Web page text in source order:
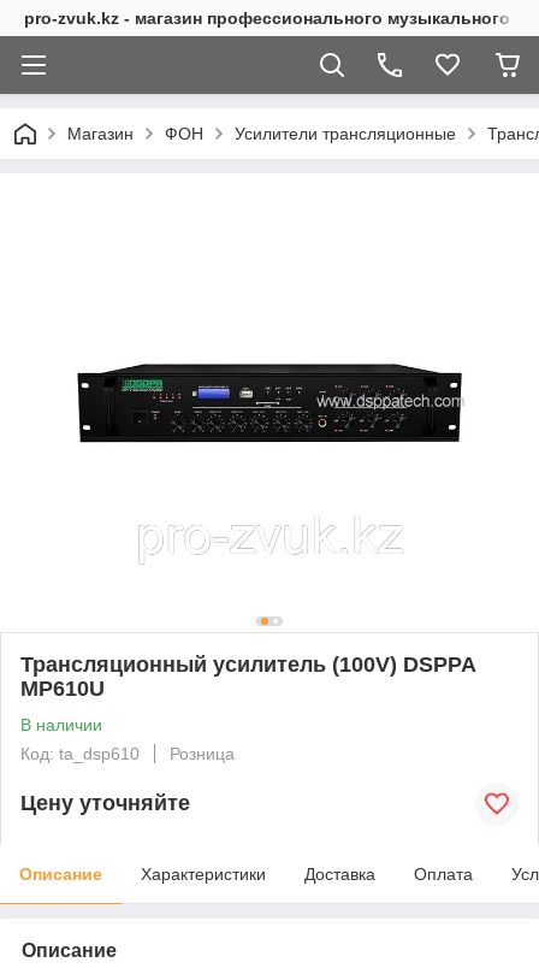
pro-zvuk.kz - магазин профессионального музыкального
Магазин ФОН Усилители трансляционные
Трансляционный усилитель (100V) DSPPA
MP610U
В наличии
Код: ta_dsp610
Розница
Цену уточняйте
Описание Характеристики Доставка Оплата
Описание